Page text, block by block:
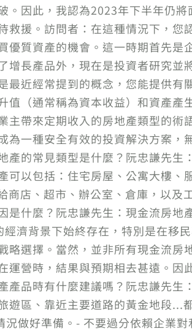
。因此，我認為2023年下半年仍
援。訪問者：在這種情況下，您
優質資產的機會。這一時期首先
增長產品外，現在是投資者研究並
近經常提到的概念，您能提供有
值（通常稱為資本收益）和資產
帶來定期收入的房地產類型的術
為一種安全有效的投資解決方案
產的常見類型是什麼？阮忠謙先
可以包括：住宅房屋、公寓大樓
商店、超市、辦公室、倉庫，以及
是什麼？阮忠謙先生：現金流房
濟背景下始終存在，特別是在移
略選擇。當然，並非所有現金流
營時，結果與預期相去甚遠。因
產品時有什麼建議嗎？阮忠謙先生
遊區、靠近主要道路的黃金地段...
做好準備。- 不要過分依賴企業